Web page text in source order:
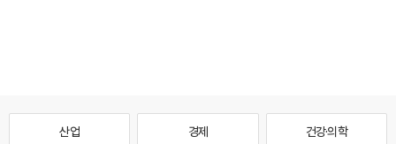
산업 경제 건강·의학